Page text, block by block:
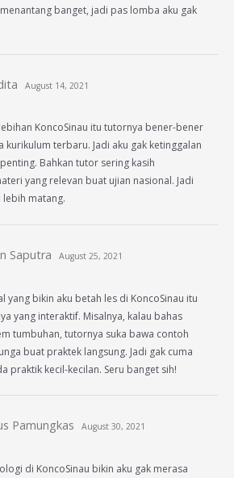
banget, jadi pas lomba aku gak
August 14, 2021
KoncoSinau itu tutornya bener-bener
kurikulum terbaru. Jadi aku gak ketinggalan
Bahkan tutor sering kasih
yang relevan buat ujian nasional. Jadi
matang.
Saputra August 25, 2021
yang bikin aku betah les di KoncoSinau itu
yang interaktif. Misalnya, kalau bahas
tumbuhan, tutornya suka bawa contoh
buat praktek langsung. Jadi gak cuma
praktik kecil-kecilan. Seru banget sih!
Pamungkas August 30, 2021
di KoncoSinau bikin aku gak merasa